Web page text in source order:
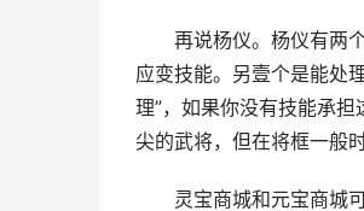
再说杨仪。杨仪有两个
应变技能。另壹个是能处
理”，如果你没有技能承
尖的武将，但在将框一般
灵宝商城和元宝商城可